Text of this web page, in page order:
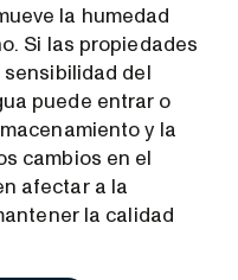
la humedad
Si las propiedades
del
puede entrar o
y la
cambios en el
afectar a la
la calidad